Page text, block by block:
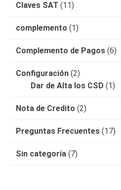
Claves SAT (11)
complemento (1)
Complemento de Pagos (6)
Configuración (2)
Dar de Alta los CSD (1)
Nota de Credito (2)
Preguntas Frecuentes (17)
Sin categoría (7)